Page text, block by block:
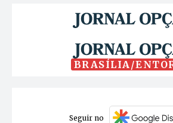
BRASÍLIA/
Seguir no